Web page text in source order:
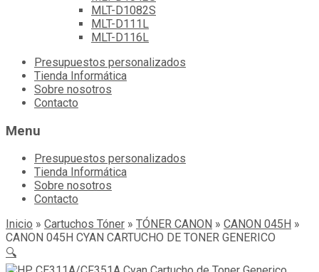
MLT-D1082S
MLT-D111L
MLT-D116L
Skip
content
Presupuestos personalizados
Tienda Informática
Sobre nosotros
Contacto
Menu
Presupuestos personalizados
Tienda Informática
Sobre nosotros
Contacto
Inicio » Cartuchos Tóner » TÓNER CANON » CANON 045H »
CANON 045H CYAN CARTUCHO DE TONER GENERICO
🔍